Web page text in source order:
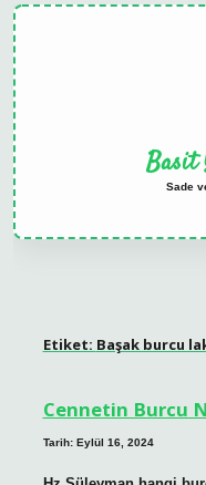
Basit
Sade
Etiket: Başak burcu
Cennetin Burcu
Tarih: Eylül 16, 2024